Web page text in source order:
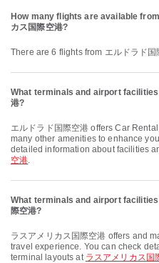
How many flights are available from
カス国際空港?
There are 6 flights from エルドラド
What terminals and airport
港?
エルドラド国際空港 offers Car Rental, Nursery Room, Smoking Area and
many other amenities to enhance
detailed information about facilities
空港.
What terminals and airport facilities
際空港?
ラスアメリカス国際空港 offers and many other amenities to enhance your
travel experience. You can check
terminal layouts at ラスアメリカス国